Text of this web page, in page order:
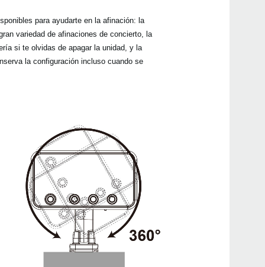
para ayudarte en la afinación: la
variedad de afinaciones de concierto, la
si te olvidas de apagar la unidad, y la
la configuración incluso cuando se